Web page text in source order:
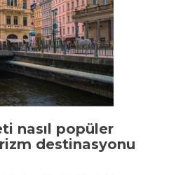
nasıl popüler
destinasyonu